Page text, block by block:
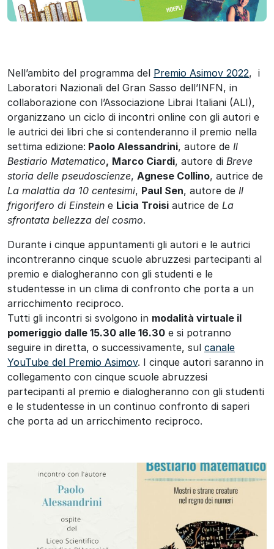
Nell’ambito del programma del Premio Asimov 2022, i
Laboratori Nazionali del Gran Sasso dell’INFN, in
collaborazione con l’Associazione Librai Italiani (ALI),
organizzano un ciclo di incontri online con gli autori e
le autrici dei libri che si contenderanno il premio nella
settima edizione: Paolo Alessandrini, autore de Il
Bestiario Matematico, Marco Ciardi, autore di Breve
storia delle pseudoscienze, Agnese Collino, autrice de
La malattia da 10 centesimi, Paul Sen, autore de Il
frigorifero di Einstein e Licia Troisi autrice de La
sfrontata bellezza del cosmo.
Durante i cinque appuntamenti gli autori e le autrici
incontreranno cinque scuole abruzzesi partecipanti al
premio e dialogheranno con gli studenti e le
studentesse in un clima di confronto che porta a un
arricchimento reciproco.
Tutti gli incontri si svolgono in modalità virtuale il
pomeriggio dalle 15.30 alle 16.30 e si potranno
seguire in diretta, o successivamente, sul canale
YouTube del Premio Asimov. I cinque autori saranno in
collegamento con cinque scuole abruzzesi
partecipanti al premio e dialogheranno con gli studenti
e le studentesse in un continuo confronto di saperi
che porta ad un arricchimento reciproco.